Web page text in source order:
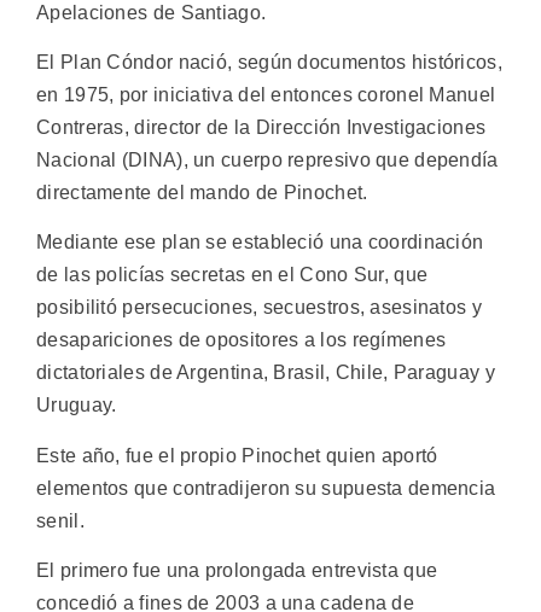
Apelaciones de Santiago.
El Plan Cóndor nació, según documentos históricos,
en 1975, por iniciativa del entonces coronel Manuel
Contreras, director de la Dirección Investigaciones
Nacional (DINA), un cuerpo represivo que dependía
directamente del mando de Pinochet.
Mediante ese plan se estableció una coordinación
de las policías secretas en el Cono Sur, que
posibilitó persecuciones, secuestros, asesinatos y
desapariciones de opositores a los regímenes
dictatoriales de Argentina, Brasil, Chile, Paraguay y
Uruguay.
Este año, fue el propio Pinochet quien aportó
elementos que contradijeron su supuesta demencia
senil.
El primero fue una prolongada entrevista que
concedió a fines de 2003 a una cadena de